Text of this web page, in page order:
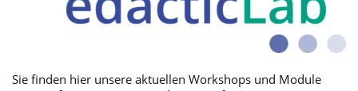
Sie finden hier unsere aktuellen Workshops und Module